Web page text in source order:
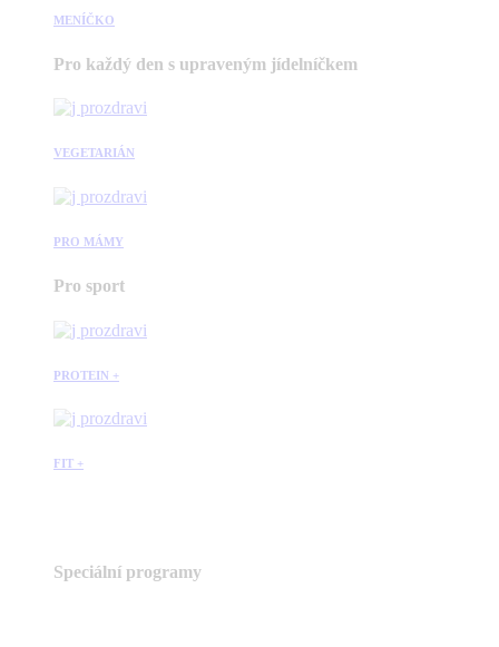
MENÍČKO
Pro každý den s upraveným jídelníčkem
VEGETARIÁN
PRO MÁMY
Pro sport
PROTEIN +
FIT +
Speciální programy